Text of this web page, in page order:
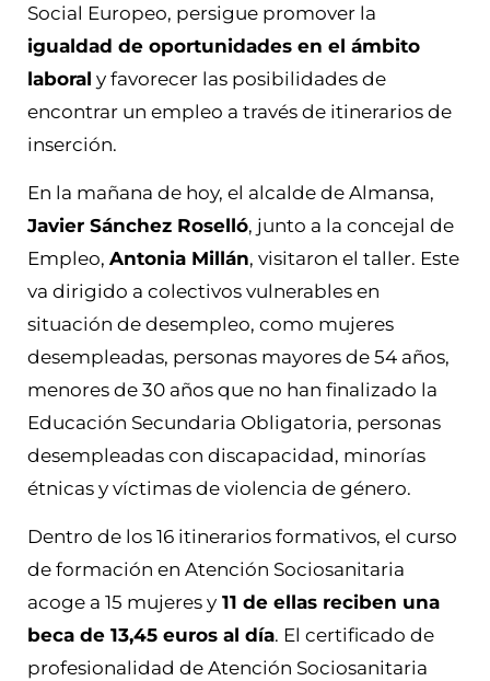
Social Europeo, persigue promover la
igualdad de oportunidades en el ámbito
laboral y favorecer las posibilidades de
encontrar un empleo a través de itinerarios de
inserción.
En la mañana de hoy, el alcalde de Almansa,
Javier Sánchez Roselló, junto a la concejal de
Empleo, Antonia Millán, visitaron el taller. Este
va dirigido a colectivos vulnerables en
situación de desempleo, como mujeres
desempleadas, personas mayores de 54 años,
menores de 30 años que no han finalizado la
Educación Secundaria Obligatoria, personas
desempleadas con discapacidad, minorías
étnicas y víctimas de violencia de género.
Dentro de los 16 itinerarios formativos, el curso
de formación en Atención Sociosanitaria
acoge a 15 mujeres y 11 de ellas reciben una
beca de 13,45 euros al día. El certificado de
profesionalidad de Atención Sociosanitaria